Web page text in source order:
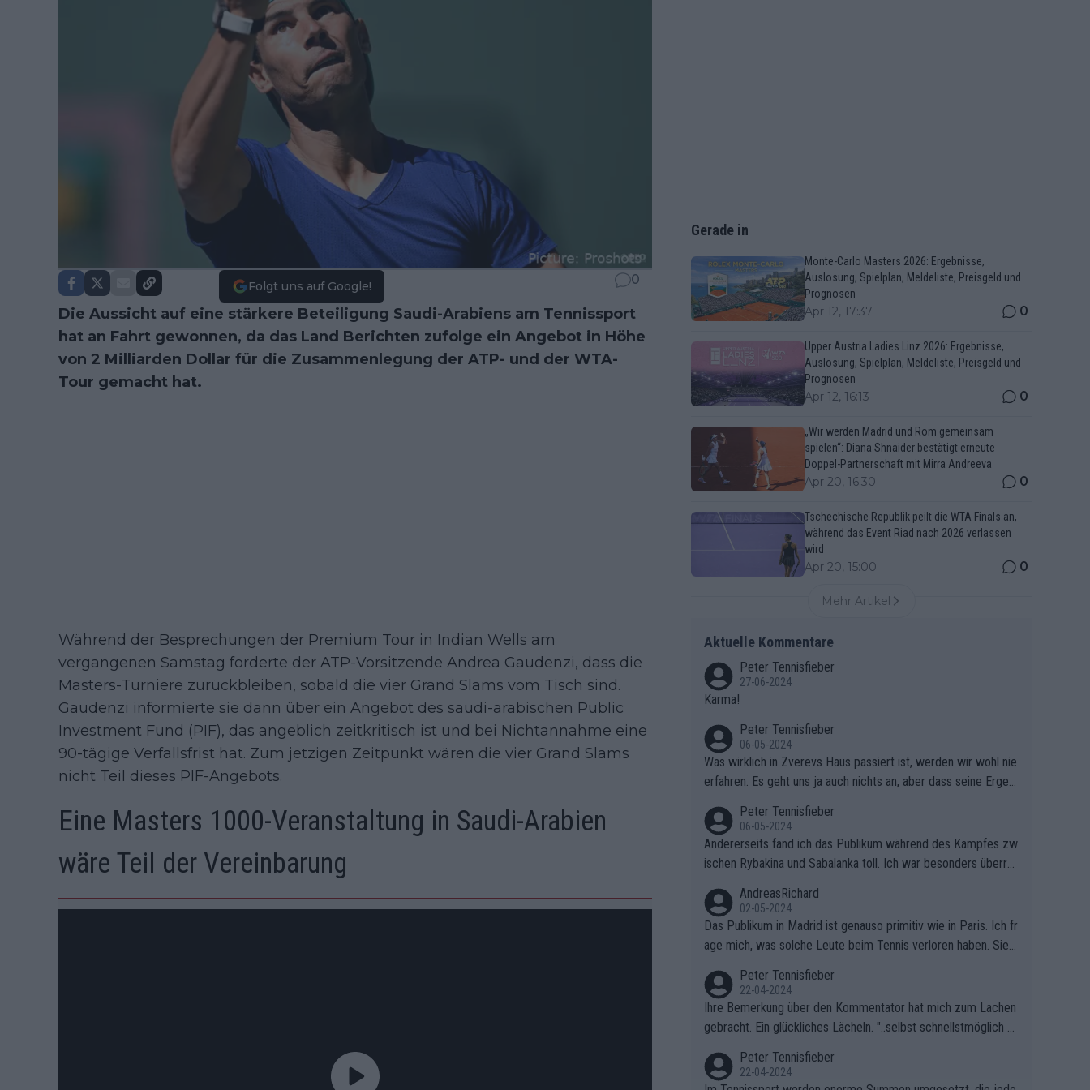
Folgt uns auf Google! 0
Die Aussicht auf eine stärkere Beteiligung Saudi-Arabiens am Tennissport
hat an Fahrt gewonnen, da das Land Berichten zufolge ein Angebot in Höhe
von 2 Milliarden Dollar für die Zusammenlegung der ATP- und der WTA-
Tour gemacht hat.
Während der Besprechungen der Premium Tour in Indian Wells am
vergangenen Samstag forderte der ATP-Vorsitzende Andrea Gaudenzi, dass die
Masters-Turniere zurückbleiben, sobald die vier Grand Slams vom Tisch sind.
Gaudenzi informierte sie dann über ein Angebot des saudi-arabischen Public
Investment Fund (PIF), das angeblich zeitkritisch ist und bei Nichtannahme eine
90-tägige Verfallsfrist hat. Zum jetzigen Zeitpunkt wären die vier Grand Slams
nicht Teil dieses PIF-Angebots.
Eine Masters 1000-Veranstaltung in Saudi-Arabien
wäre Teil der Vereinbarung
Gerade in
Monte-Carlo Masters 2026: Ergebnisse,
Auslosung, Spielplan, Meldeliste, Preisgeld und
Prognosen
Apr 12, 17:37 0
Upper Austria Ladies Linz 2026: Ergebnisse,
Auslosung, Spielplan, Meldeliste, Preisgeld und
Prognosen
Apr 12, 16:13 0
„Wir werden Madrid und Rom gemeinsam
spielen“: Diana Shnaider bestätigt erneute
Doppel-Partnerschaft mit Mirra Andreeva
Apr 20, 16:30 0
Tschechische Republik peilt die WTA Finals an,
während das Event Riad nach 2026 verlassen
wird
Apr 20, 15:00 0
Mehr Artikel
Aktuelle Kommentare
Peter Tennisfieber
27-06-2024
Karma!
Peter Tennisfieber
06-05-2024
Was wirklich in Zverevs Haus passiert ist, werden wir wohl nie
erfahren. Es geht uns ja auch nichts an, aber dass seine Ergeb
Peter Tennisfieber
06-05-2024
Andererseits fand ich das Publikum während des Kampfes zw
ischen Rybakina und Sabalanka toll. Ich war besonders überras
AndreasRichard
02-05-2024
Das Publikum in Madrid ist genauso primitiv wie in Paris. Ich fr
age mich, was solche Leute beim Tennis verloren haben. Sie s
ben.
Peter Tennisfieber
22-04-2024
Ihre Bemerkung über den Kommentator hat mich zum Lachen
gebracht. Ein glückliches Lächeln. "..selbst schnellstmöglich na
Peter Tennisfieber
22-04-2024